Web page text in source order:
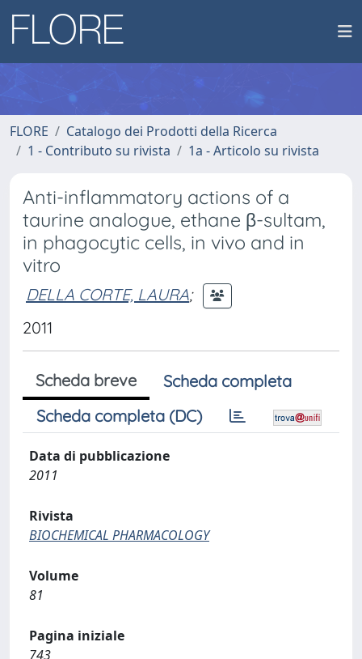
FLORE
Catalogo dei Prodotti della Ricerca
1 - Contributo su rivista
1a - Articolo su rivista
Anti-inflammatory actions of a
taurine analogue, ethane β-sultam,
in phagocytic cells, in vivo and in
vitro
DELLA CORTE, LAURA;
2011
Scheda breve
Scheda completa
Scheda completa (DC)
Data di pubblicazione
2011
Rivista
BIOCHEMICAL PHARMACOLOGY
Volume
81
Pagina iniziale
743